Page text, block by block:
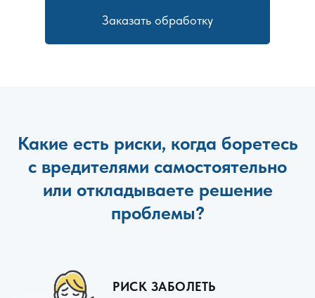
Заказать обработку
Какие есть риски, когда боретесь
с вредителями самостоятельно
или откладываете решение
проблемы?
РИСК ЗАБОЛЕТЬ